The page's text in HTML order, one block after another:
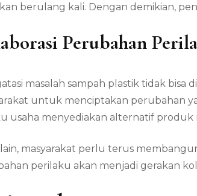
berulang kali. Dengan demikian,
Perubahan
masalah sampah plastik tidak bisa
untuk menciptakan perubahan
usaha menyediakan alternatif produk
lain, masyarakat perlu terus
perilaku akan menjadi gerakan